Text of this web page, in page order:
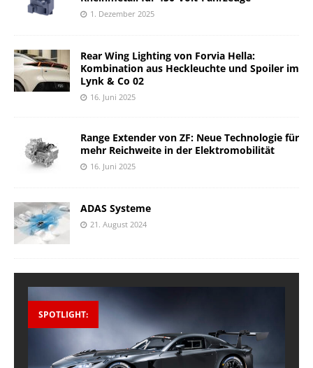
1. Dezember 2025
Rear Wing Lighting von Forvia Hella:
Kombination aus Heckleuchte und Spoiler im
Lynk & Co 02
16. Juni 2025
Range Extender von ZF: Neue Technologie für
mehr Reichweite in der Elektromobilität
16. Juni 2025
ADAS Systeme
21. August 2024
SPOTLIGHT: